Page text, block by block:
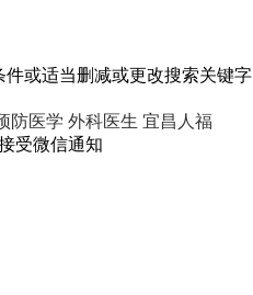
或适当删减或更改搜索关键字
防医学 外科医生 宜昌人福
受微信通知